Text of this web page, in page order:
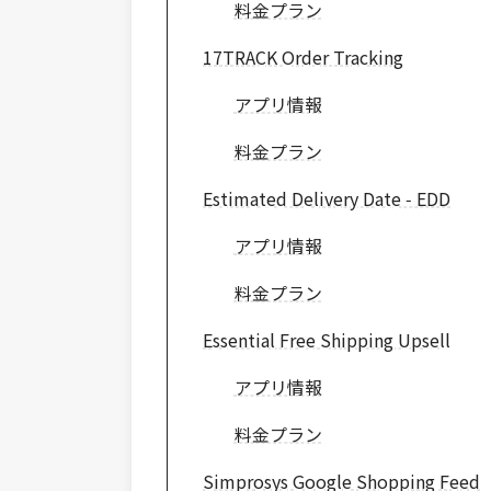
料金プラン
17TRACK Order Tracking
アプリ情報
料金プラン
Estimated Delivery Date ‑ EDD
アプリ情報
料金プラン
Essential Free Shipping Upsell
アプリ情報
料金プラン
Simprosys Google Shopping Feed